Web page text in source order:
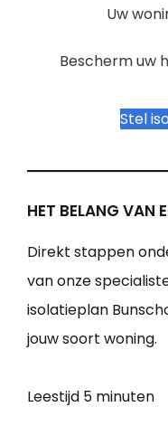
Uw
Bescherm uw
Stel
HET BELANG VAN
Direkt stappen
van onze
isolatieplan
jouw soort woning.
Leestijd 5 minuten